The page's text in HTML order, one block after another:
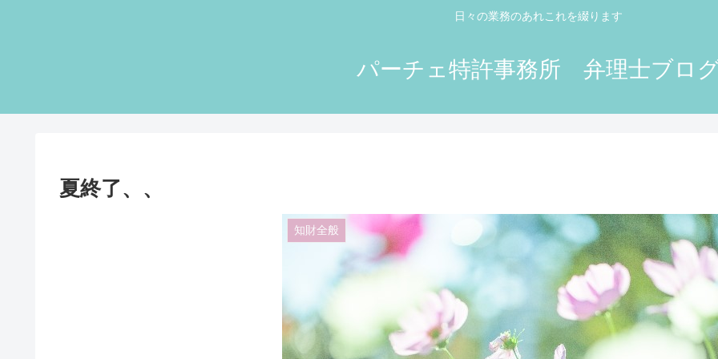
日々の業務のあれこれを綴ります
パーチェ特許事務所 弁理士ブロ
夏終了、、
知財全般